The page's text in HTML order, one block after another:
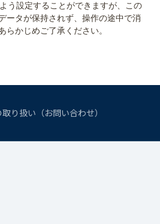
う設定することができますが、この
ータが保持されず、操作の途中で消
り扱い（お問い合わせ）